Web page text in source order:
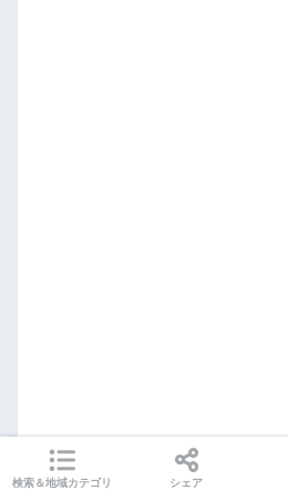
検索＆地域カテゴリ シェア